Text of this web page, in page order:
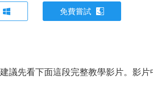
免費嘗試
建議先看下面這段完整教學影片。影